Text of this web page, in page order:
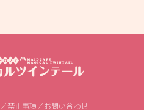
／禁止事項／お問い合わせ